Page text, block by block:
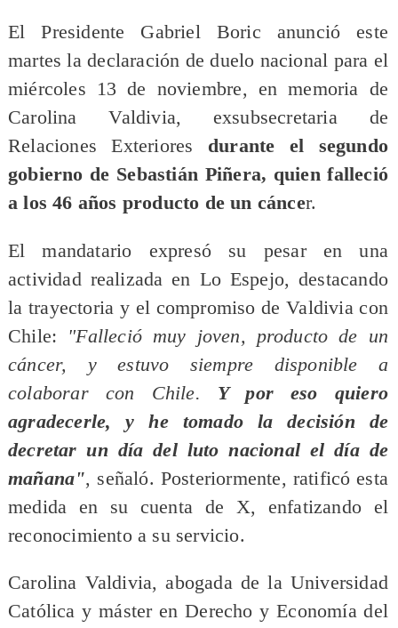
El Presidente Gabriel Boric anunció este
martes la declaración de duelo nacional para el
miércoles 13 de noviembre, en memoria de
Carolina Valdivia, exsubsecretaria de
Relaciones Exteriores durante el segundo
gobierno de Sebastián Piñera, quien falleció
a los 46 años producto de un cáncer.
El mandatario expresó su pesar en una
actividad realizada en Lo Espejo, destacando
la trayectoria y el compromiso de Valdivia con
Chile: "Falleció muy joven, producto de un
cáncer, y estuvo siempre disponible a
colaborar con Chile. Y por eso quiero
agradecerle, y he tomado la decisión de
decretar un día del luto nacional el día de
mañana", señaló. Posteriormente, ratificó esta
medida en su cuenta de X, enfatizando el
reconocimiento a su servicio.
Carolina Valdivia, abogada de la Universidad
Católica y máster en Derecho y Economía del